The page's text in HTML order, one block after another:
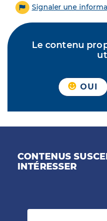
Signaler une
Le contenu
OUI
CONTENUS
INTÉRESSER